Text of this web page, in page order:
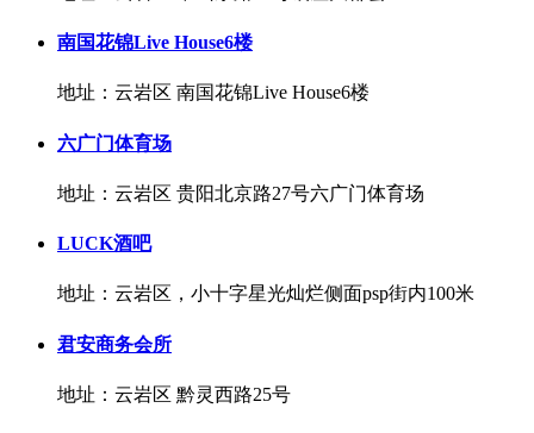
南国花锦Live House6楼
地址：云岩区 南国花锦Live House6楼
六广门体育场
地址：云岩区 贵阳北京路27号六广门体育场
LUCK酒吧
地址：云岩区，小十字星光灿烂侧面psp街内100米
君安商务会所
地址：云岩区 黔灵西路25号